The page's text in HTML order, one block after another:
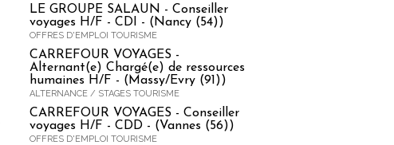
LE GROUPE SALAUN - Conseiller
voyages H/F - CDI - (Nancy (54))
OFFRES D'EMPLOI TOURISME
CARREFOUR VOYAGES -
Alternant(e) Chargé(e) de ressources
humaines H/F - (Massy/Evry (91))
ALTERNANCE / STAGES TOURISME
CARREFOUR VOYAGES - Conseiller
voyages H/F - CDD - (Vannes (56))
OFFRES D'EMPLOI TOURISME